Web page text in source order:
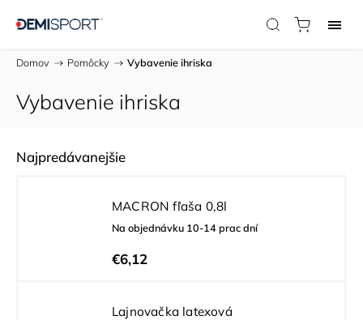
Domov / Pomôcky / Vybavenie ihriska
Vybavenie ihriska
Najpredávanejšie
MACRON fľaša 0,8l
Na objednávku 10-14 prac dní
€6,12
Lajnovačka latexová